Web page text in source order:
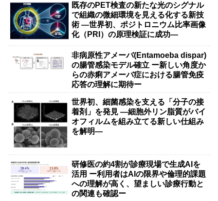
既存のPET検査の新たな光のシグナル
で組織の微細環境を見える化する新技
術 ―世界初、ポジトロニウム比率画像
化（PRI）の原理検証に成功―
非病原性アメーバ(Entamoeba dispar)
の腸管感染モデル確立 ー新しい角度か
らの赤痢アメーバ症における腸管免疫
応答の理解に期待ー
世界初、細菌感染を支える「分子の接
着剤」を発見 ―細胞外リン脂質がバイ
オフィルムを組み立てる新しい仕組み
を解明―
研修医の約4割が診療現場で生成AIを
活用 ー利用者はAIの限界や倫理的課題
への理解が高く、望ましい診療行動と
の関連も確認ー